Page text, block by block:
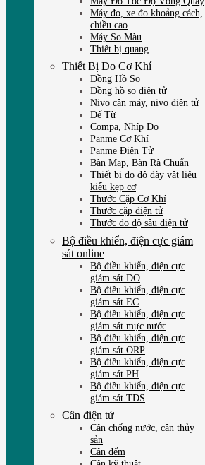
Máy đo, xe đo khoảng cách,
chiều cao
Máy So Màu
Thiết bị quang
Thiết Bị Đo Cơ Khí
Đồng Hồ So
Đồng hồ so điện tử
Nivo cân máy, nivo điện tử
Đế Từ
Compa, Nhíp Đo
Panme Cơ Khí
Panme Điện Tử
Bàn Map, Bàn Rà Chuẩn
Thiết bị đo độ dày vật liệu
kiểu kẹp cơ
Thước Cặp Cơ Khí
Thước cặp điện tử
Thước đo độ sâu điện tử
Bộ điều khiển, điện cực giám
sát online
Bộ điều khiển, điện cực
giám sát DO
Bộ điều khiển, điện cực
giám sát EC
Bộ điều khiển, điện cực
giám sát mực nước
Bộ điều khiển, điện cực
giám sát ORP
Bộ điều khiển, điện cực
giám sát PH
Bộ điều khiển, điện cực
giám sát TDS
Cân điện tử
Cân chống nước, cân thủy
sản
Cân đếm